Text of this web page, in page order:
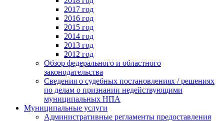
2017 год
2016 год
2015 год
2014 год
2013 год
2012 год
Обзор федерального и областного
законодательства
Сведения о судебных постановлениях / решениях
по делам о признании недействующими
муниципальных НПА
Муниципальные услуги
Административные регламенты предоставления